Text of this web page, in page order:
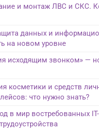
и монтаж ЛВС и СКС.
данных и
на новом уровне
исходящим звонком» —
косметики и средств
что нужно знать?
в мир востребованных